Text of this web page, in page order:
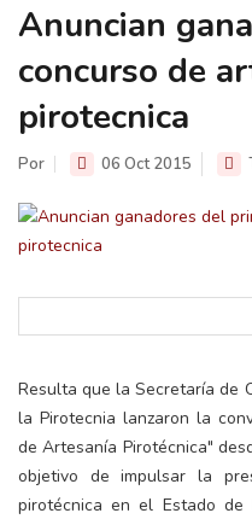
Anuncian
concurso de
pirotecnica
Por 06 Oct 2015
Resulta que la Secretaría de
la Pirotecnia lanzaron la
de Artesanía Pirotécnica"
objetivo de impulsar la
pirotécnica en el Estado